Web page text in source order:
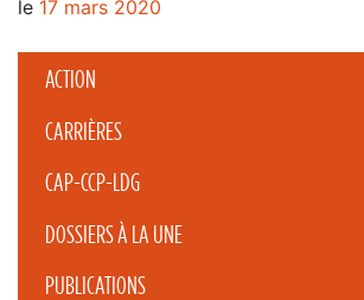
ACTION
CARRIÈRES
CAP-CCP-LDG
DOSSIERS À LA UNE
PUBLICATIONS
le 17 mars 2020